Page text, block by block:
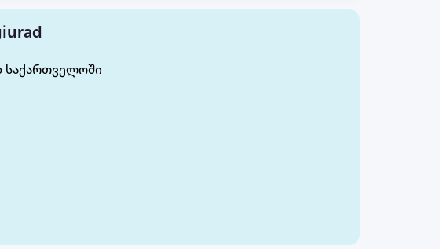
ხარისხის მასალებით და თანამედროვე
საქართველოში